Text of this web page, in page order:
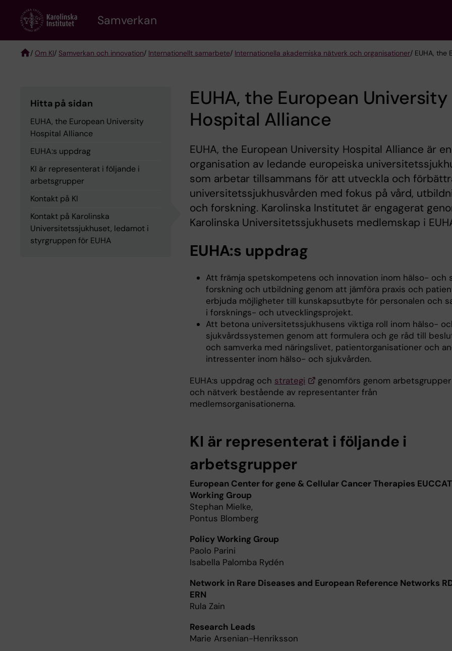
content
Samverkan
/ Om KI/ Samverkan och innovation/ Internationellt samarbete/ Internationella akademiska nätverk och organisationer/ EUHA, the
Hitta på sidan
EUHA, the European University
Hospital Alliance
EUHA:s uppdrag
KI är representerat i följande i
arbetsgrupper
Kontakt på KI
Kontakt på Karolinska
Universitetssjukhuset, ledamot i
styrgruppen för EUHA
EUHA, the European University
Hospital Alliance
EUHA, the European University Hospital Alliance är en
organisation av ledande europeiska
som arbetar tillsammans för att utveckla och
universitetssjukhusvården med fokus på vård,
och forskning. Karolinska Institutet är engagerat
Karolinska Universitetssjukhusets medlemskap i
EUHA:s uppdrag
Att främja spetskompetens och innovation inom hälso- och
forskning och utbildning genom att jämföra praxis och
erbjuda möjligheter till kunskapsutbyte för personalen och
i forsknings- och utvecklingsprojekt.
Att betona universitetssjukhusens viktiga roll inom hälso-
sjukvårdssystemen genom att formulera och ge råd till
och samverka med näringslivet, patientorganisationer och
intressenter inom hälso- och sjukvården.
EUHA:s uppdrag och strategi
genomförs genom arbetsgrupper
och nätverk bestående av representanter från
medlemsorganisationerna.
KI är representerat i följande i
arbetsgrupper
European Center for gene & Cellular Cancer Therapies EUCCAT
Working Group
Stephan Mielke,
Pontus Blomberg
Policy Working Group
Paolo Parini
Isabella Palomba Rydén
Network in Rare Diseases and European Reference Networks
ERN
Rula Zain
Research Leads
Marie Arsenian-Henriksson